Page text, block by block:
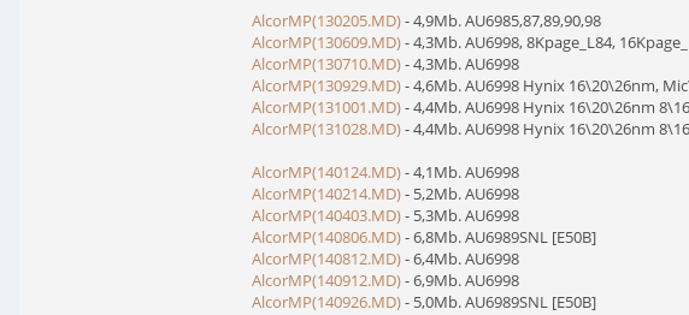
AlcorMP(130205.MD)- 4,9Mb. AU6985,87,89,90,98
AlcorMP(130609.MD)- 4,3Mb. AU6998, 8Kpage_L84,
AlcorMP(130710.MD)- 4,3Mb. AU6998
AlcorMP(130929.MD)- 4,6Mb. AU6998 Hynix 16\20\26nm,
AlcorMP(131001.MD)- 4,4Mb. AU6998 Hynix 16\20\26nm
AlcorMP(131028.MD)- 4,4Mb. AU6998 Hynix 16\20\26nm
AlcorMP(140124.MD)- 4,1Mb. AU6998
AlcorMP(140214.MD)- 5,2Mb. AU6998
AlcorMP(140403.MD)- 5,3Mb. AU6998
AlcorMP(140806.MD)- 6,8Mb. AU6989SNL [E50B]
AlcorMP(140812.MD)- 6,4Mb. AU6998
AlcorMP(140912.MD)- 6,9Mb. AU6998
AlcorMP(140926.MD)- 5,0Mb. AU6989SNL [E50B]